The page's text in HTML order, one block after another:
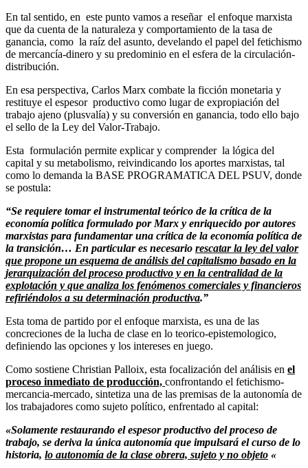
En tal sentido, en este punto vamos a reseñar el enfoque marxista
que da cuenta de la naturaleza y comportamiento de la tasa de
ganancia, como la raíz del asunto, develando el papel del fetichismo
de mercancía-dinero y su predominio en el esfera de la circulación-
distribución.
En esa perspectiva, Carlos Marx combate la ficción monetaria y
restituye el espesor productivo como lugar de expropiación del
trabajo ajeno (plusvalía) y su conversión en ganancia, todo ello bajo
el sello de la Ley del Valor-Trabajo.
Esta formulación permite explicar y comprender la lógica del
capital y su metabolismo, reivindicando los aportes marxistas, tal
como lo demanda la BASE PROGRAMATICA DEL PSUV, donde
se postula:
“Se requiere tomar el instrumental teórico de la crítica de la
economía política formulado por Marx y enriquecido por autores
marxistas para fundamentar una crítica de la economía política de
la transición… En particular es necesario rescatar la ley del valor
que propone un esquema de análisis del capitalismo basado en la
jerarquización del proceso productivo y en la centralidad de la
explotación y que analiza los fenómenos comerciales y financieros
refiriéndolos a su determinación productiva.”
Esta toma de partido por el enfoque marxista, es una de las
concreciones de la lucha de clase en lo teorico-epistemologico,
definiendo las opciones y los intereses en juego.
Como sostiene Christian Palloix, esta focalización del análisis en el
proceso inmediato de producción, confrontando el fetichismo-
mercancia-mercado, sintetiza una de las premisas de la autonomía de
los trabajadores como sujeto político, enfrentado al capital:
«Solamente restaurando el espesor productivo del proceso de
trabajo, se deriva la única autonomía que impulsará el curso de lo
historia, lo autonomía de la clase obrera, sujeto y no objeto «